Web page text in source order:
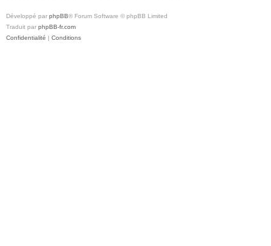
Développé par phpBB® Forum Software © phpBB Limited
Traduit par phpBB-fr.com
Confidentialité | Conditions